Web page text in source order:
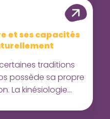
et ses capacités
traditions
possède sa propre
La kinésiologie